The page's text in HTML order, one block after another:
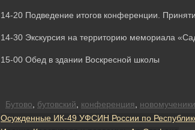
14-20 Подведение итогов конференции.
14-30 Экскурсия на территорию мемориала
15-00 Обед в здании Воскресной школы
Бутово бутовский конференция новомученики
Осужденные ИК-49 УФСИН России по